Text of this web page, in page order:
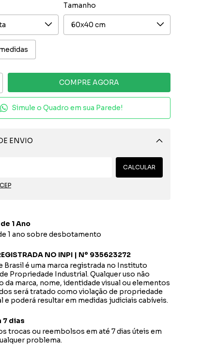
Tamanho
Simule o Quadro em sua Parede!
ENVIO
Alterar CEP
CALCULAR
1 Ano
1 ano sobre desbotamento
NO INPI | Nº 935623272
Brasil é uma marca registrada no Instituto
Propriedade Industrial. Qualquer uso não
da marca, nome, identidade visual ou elementos
será tratado como violação de propriedade
e poderá resultar em medidas judiciais cabíveis.
7 dias
trocas ou reembolsos em até 7 dias úteis em
problema.